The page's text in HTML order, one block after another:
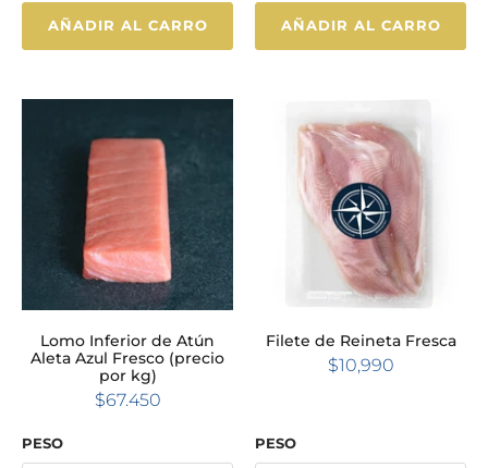
AÑADIR AL CARRO AÑADIR AL CARRO
Lomo Inferior de Atún
Aleta Azul Fresco (precio
por kg)
$67.450
PESO
Filete de Reineta Fresca
$10,990
PESO